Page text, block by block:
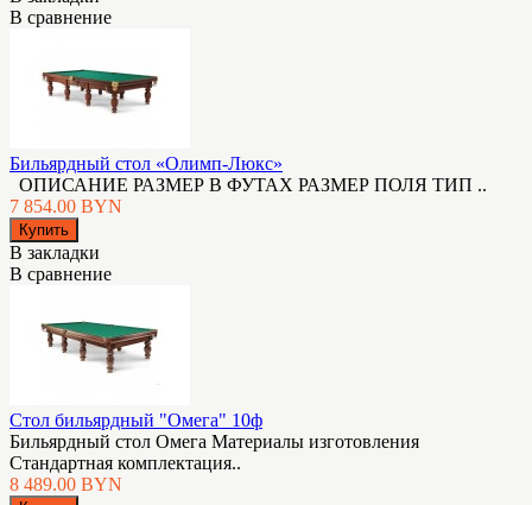
В сравнение
Бильярдный стол «Олимп-Люкс»
ОПИСАНИЕ РАЗМЕР В ФУТАХ РАЗМЕР ПОЛЯ ТИП ..
7 854.00 BYN
В закладки
В сравнение
Стол бильярдный "Омега" 10ф
Бильярдный стол Омега Материалы изготовления
Стандартная комплектация..
8 489.00 BYN